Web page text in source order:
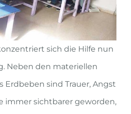
sich die Hilfe nun
Neben den materiellen
Erdbeben sind Trauer, Angst
immer sichtbarer geworden,